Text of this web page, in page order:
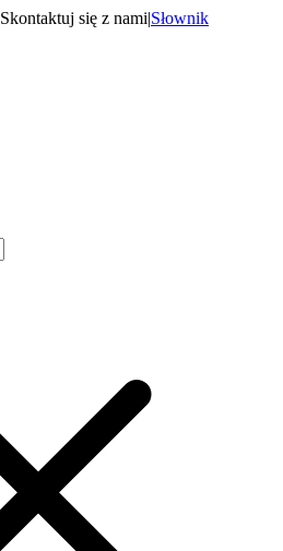
Skontaktuj się z nami|Słownik